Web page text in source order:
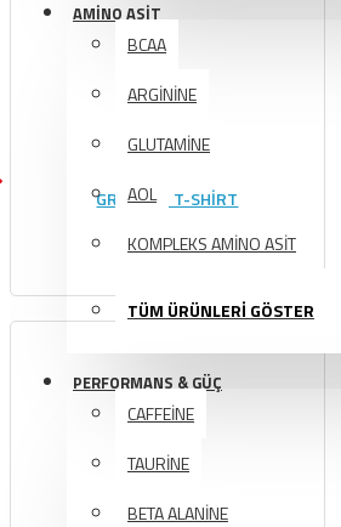
AMINO ASIT
BCAA
ARGİNİNE
GLUTAMİNE
AOL
KOMPLEKS AMİNO ASİT
TÜM ÜRÜNLERİ GÖSTER
PERFORMANS & GÜÇ
CAFFEİNE
TAURİNE
BETA ALANİNE
GRENADE T-SHİRT
99,00TL